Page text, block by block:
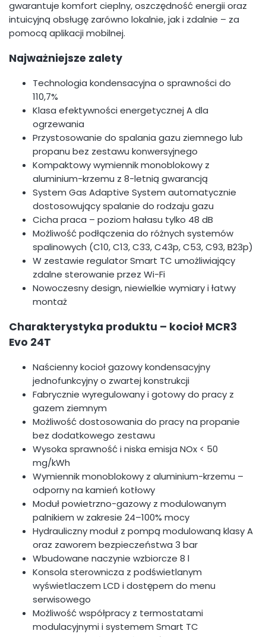
gwarantuje komfort cieplny, oszczędność energii oraz
intuicyjną obsługę zarówno lokalnie, jak i zdalnie – za
pomocą aplikacji mobilnej.
Najważniejsze zalety
Technologia kondensacyjna o sprawności do
110,7%
Klasa efektywności energetycznej A dla
ogrzewania
Przystosowanie do spalania gazu ziemnego lub
propanu bez zestawu konwersyjnego
Kompaktowy wymiennik monoblokowy z
aluminium-krzemu z 8-letnią gwarancją
System Gas Adaptive System automatycznie
dostosowujący spalanie do rodzaju gazu
Cicha praca – poziom hałasu tylko 48 dB
Możliwość podłączenia do różnych systemów
spalinowych (C10, C13, C33, C43p, C53, C93, B23p)
W zestawie regulator Smart TC umożliwiający
zdalne sterowanie przez Wi-Fi
Nowoczesny design, niewielkie wymiary i łatwy
montaż
Charakterystyka produktu – kocioł MCR3
Evo 24T
Naścienny kocioł gazowy kondensacyjny
jednofunkcyjny o zwartej konstrukcji
Fabrycznie wyregulowany i gotowy do pracy z
gazem ziemnym
Możliwość dostosowania do pracy na propanie
bez dodatkowego zestawu
Wysoka sprawność i niska emisja NOx < 50
mg/kWh
Wymiennik monoblokowy z aluminium-krzemu –
odporny na kamień kotłowy
Moduł powietrzno-gazowy z modulowanym
palnikiem w zakresie 24–100% mocy
Hydrauliczny moduł z pompą modulowaną klasy A
oraz zaworem bezpieczeństwa 3 bar
Wbudowane naczynie wzbiorcze 8 l
Konsola sterownicza z podświetlanym
wyświetlaczem LCD i dostępem do menu
serwisowego
Możliwość współpracy z termostatami
modulacyjnymi i systemem Smart TC